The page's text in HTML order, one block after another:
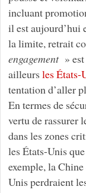
incluant
il est aujourd’hui
la limite, retrait
engagement »
ailleurs les États-
tentation d’aller
En termes de
vertu de rassurer
dans les zones
les États-Unis
exemple, la
Unis perdraient